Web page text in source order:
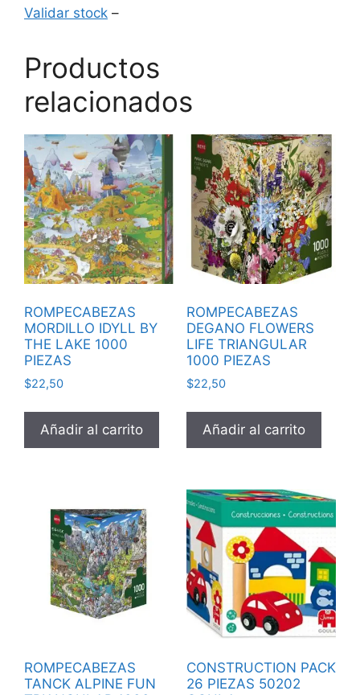
Validar stock –
Productos
relacionados
ROMPECABEZAS
MORDILLO IDYLL BY
THE LAKE 1000
PIEZAS
$22,50
Añadir al carrito
ROMPECABEZAS
DEGANO FLOWERS
LIFE TRIANGULAR
1000 PIEZAS
$22,50
Añadir al carrito
ROMPECABEZAS
TANCK ALPINE FUN
CONSTRUCTION PACK
26 PIEZAS 50202